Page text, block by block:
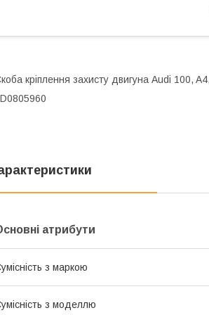
кріплення захисту двигуна Audi 100,
атрибути
з маркою
з моделлю